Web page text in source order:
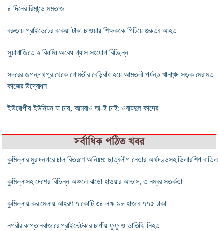
৪ দিনের রিমান্ডে মমতাজ
বরুড়ায় প্রাইভেটের বকেয়া টাকা চাওয়ায় শিক্ষককে পিটিয়ে গুরুতর আহত
সুয়াগাজিতে ২ কিঃমিঃ অবৈধ গ্যাস সংযোগ বিচ্ছিন্ন
সদরের জগন্নাথপুর থেকে গোমতীর বেড়িবাঁধ হয়ে আমতলী পর্যন্ত খানাখন্দ সড়ক মেরামত
কাজের উদ্বোধন
ইউরোপীয় ইউনিয়ন যা চায়, আমরাও তা-ই চাই: ওবায়দুল কাদের
সর্বাধিক পঠিত খবর
কুমিল্লার মুরাদনগরে চাল বিতরণে অনিয়ম: ছাত্রলীগ নেতার অর্থদণ্ডসহ ডিলারশিপ বাতিল
কুমিল্লাসহ দেশের বিভিন্ন অঞ্চলে ঝড়ো হাওয়ার আভাস, ৩ নম্বর সতর্কতা
কুমিল্লায় কর মেলায় আহরণ ৭ কোটি ৩৪ লক্ষ ৯৮ হাজার ৭৭৫ টাকা
নগরীর কাপ্তানবাজারে প্রাইভেটকার চাপাঁয় ফুফু ও ভাতিঝি নিহত